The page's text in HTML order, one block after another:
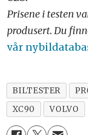
Prisene i testen
produsert. Du
vår
BILTESTER
XC90
VOLVO